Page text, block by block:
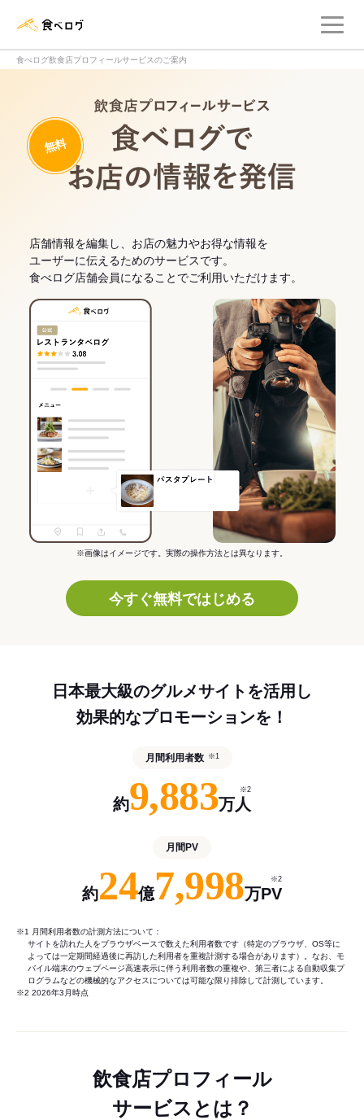
食べログ飲食店プロフィールサービスのご案内
無料
店舗情報を編集し、お店の魅力やお得な情報を
ユーザーに伝えるためのサービスです。
食べログ店舗会員になることでご利用いただけます。
※画像はイメージです。実際の操作方法とは異なります。
今すぐ無料ではじめる
日本最大級のグルメサイトを活用し
効果的なプロモーションを！
月間利用者数 ※1
約9,883万人
※2
月間PV
約24億7,998万PV
※2
※1 月間利用者数の計測方法について：
サイトを訪れた人をブラウザベースで数えた利用者数です（特定のブラウザ、OS等に
よっては一定期間経過後に再訪した利用者を重複計測する場合があります）。なお、モ
バイル端末のウェブページ高速表示に伴う利用者数の重複や、第三者による自動収集プ
ログラムなどの機械的なアクセスについては可能な限り排除して計測しています。
※2 2026年3月時点
飲食店プロフィール
サービスとは？